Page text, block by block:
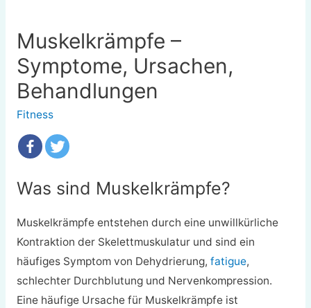
Muskelkrämpfe –
Symptome, Ursachen,
Behandlungen
Fitness
Was sind Muskelkrämpfe?
Muskelkrämpfe entstehen durch eine unwillkürliche
Kontraktion der Skelettmuskulatur und sind ein
häufiges Symptom von Dehydrierung, fatigue,
schlechter Durchblutung und Nervenkompression.
Eine häufige Ursache für Muskelkrämpfe ist